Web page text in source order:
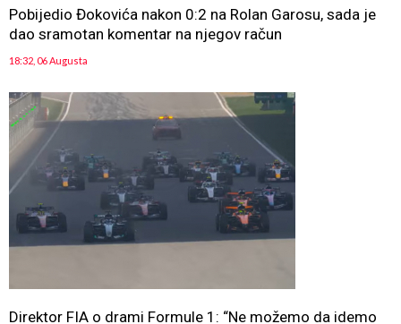
Pobijedio Đokovića nakon 0:2 na Rolan Garosu, sada je
dao sramotan komentar na njegov račun
18:32, 06 Augusta
Direktor FIA o drami Formule 1: “Ne možemo da idemo